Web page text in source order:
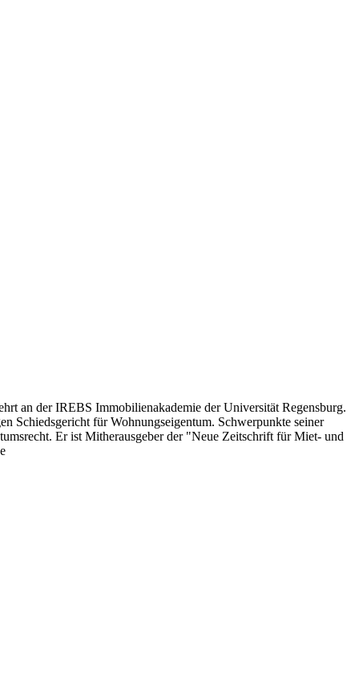
an der IREBS Immobilienakademie der Universität Regensburg.
Schiedsgericht für Wohnungseigentum. Schwerpunkte seiner
Er ist Mitherausgeber der "Neue Zeitschrift für Miet- und